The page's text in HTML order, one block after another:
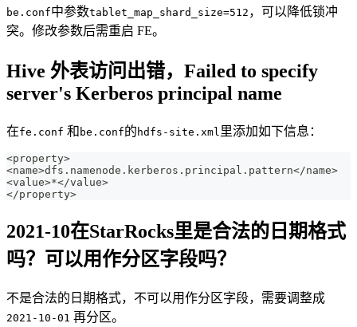
be.conf中参数tablet_map_shard_size=512 ，可以降低锁冲
突。修改参数后需重启 FE。
Hive 外表访问出错，Failed to specify
server's Kerberos principal name
在fe.conf 和 be.conf的 hdfs-site.xml 里添加如下信息：
<property>
<name>dfs.namenode.kerberos.principal.pattern</name>
<value>*</value>
</property>
2021-10在StarRocks里是合法的日期格式
吗？可以用作分区字段吗？
不是合法的日期格式，不可以用作分区字段，需要调整成
2021-10-01 再分区。